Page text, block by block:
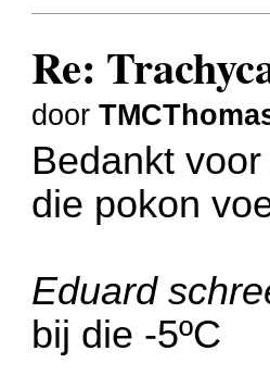
Re:
door
Bedankt
die pokon
Eduard
bij die -5ºC